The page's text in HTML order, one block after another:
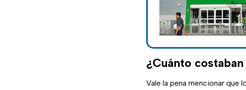
¿Cuánto
Vale la pena mencionar que